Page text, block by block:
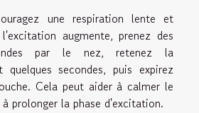
une respiration lente et
augmente, prenez des
par le nez, retenez la
quelques secondes, puis expirez
Cela peut aider à calmer le
prolonger la phase d'excitation.